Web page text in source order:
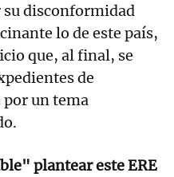
disconformidad
lo de este país,
que, al final, se
de
un tema
plantear este ERE